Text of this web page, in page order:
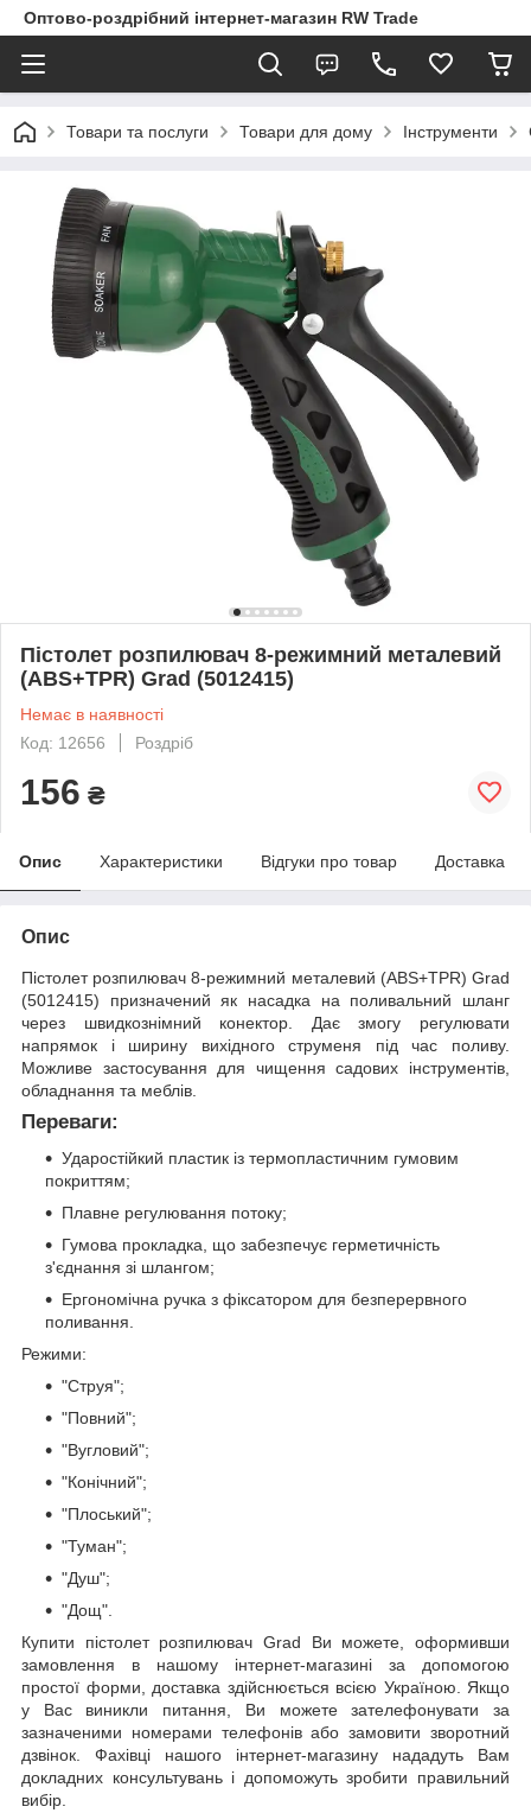
Оптово-роздрібний інтернет-магазин RW Trade
Товари та послуги Товари для дому Інструменти
Пістолет розпилювач 8-режимний металевий
(ABS+TPR) Grad (5012415)
Немає в наявності
Код: 12656
Роздріб
156 ₴
Опис Характеристики Відгуки про товар Доставка
Опис
Пістолет розпилювач 8-режимний металевий (ABS+TPR) Grad
(5012415) призначений як насадка на поливальний шланг
через швидкознімний конектор. Дає змогу регулювати
напрямок і ширину вихідного струменя під час поливу.
Можливе застосування для чищення садових інструментів,
обладнання та меблів.
Переваги:
Ударостійкий пластик із термопластичним гумовим
покриттям;
Плавне регулювання потоку;
Гумова прокладка, що забезпечує герметичність
з'єднання зі шлангом;
Ергономічна ручка з фіксатором для безперервного
поливання.
Режими:
"Струя";
"Повний";
"Вугловий";
"Конічний";
"Плоський";
"Туман";
"Душ";
"Дощ".
Купити пістолет розпилювач Grad Ви можете, оформивши
замовлення в нашому інтернет-магазині за допомогою
простої форми, доставка здійснюється всією Україною. Якщо
у Вас виникли питання, Ви можете зателефонувати за
зазначеними номерами телефонів або замовити зворотний
дзвінок. Фахівці нашого інтернет-магазину нададуть Вам
докладних консультувань і допоможуть зробити правильний
вибір.